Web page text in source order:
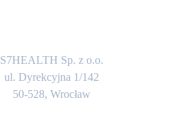
S7HEALTH Sp. z o.o.
ul. Dyrekcyjna 1/142
50-528, Wrocław